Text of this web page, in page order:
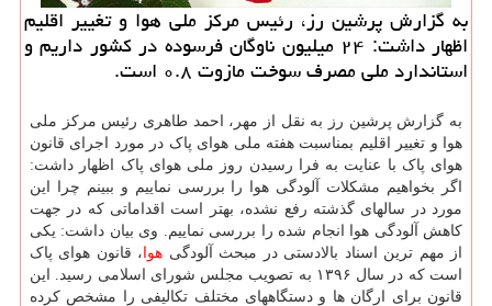
به گزارش پرشین رز، رئیس مرکز ملی هوا و تغییر اقلیم
اظهار داشت: ۲۴ میلیون ناوگان فرسوده در کشور داریم و
استاندارد ملی مصرف سوخت مازوت ۰.۸ است.
به گزارش پرشین رز به نقل از مهر، احمد طاهری رئیس مرکز ملی
هوا و تغییر اقلیم بمناسبت هفته ملی هوای پاک در مورد اجرای قانون
هوای پاک با عنایت به فرا رسیدن روز ملی هوای پاک اظهار داشت:
اگر بخواهیم مشکلات آلودگی هوا را بررسی نماییم و ببینم چرا این
مورد در سالهای گذشته رفع نشده، بهتر است اقداماتی که در جهت
کاهش آلودگی هوا انجام شده را بررسی نماییم. وی بیان داشت: یکی
از مهم ترین اسناد بالادستی در مبحث آلودگی هوا، قانون هوای پاک
است که در سال ۱۳۹۶ به تصویب مجلس شورای اسلامی رسید. این
قانون برای ارگان ها و دستگاههای مختلف تکالیفی را مشخص کرده